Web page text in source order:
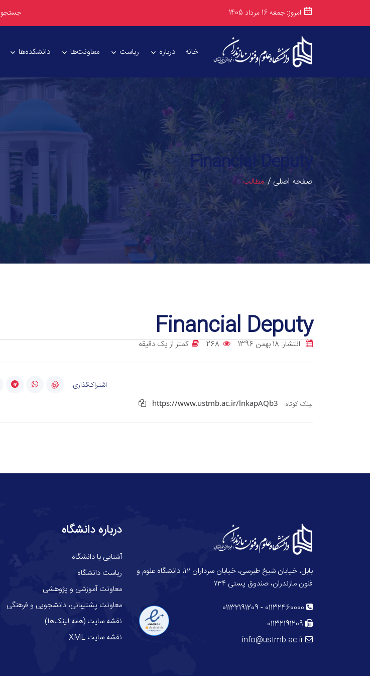
امروز: جمعه 16 مرداد 1405 جستجو
خانه درباره ریاست معاونت‌ها دانشکده‌ها
Financial Deputy
صفحه اصلی مطالب
Financial Deputy
انتشار: 18 بهمن 1396 268 کمتر از یک دقیقه
اشتراک‌گذاری:
لینک کوتاه:
https://www.ustmb.ac.ir/lnkapAQb3
بابل، خیابان شیخ طبرسی، خیابان سرداران ۱۲، دانشگاه علوم و
فنون مازندران، صندوق پستی ۷۳۴
01132460000
-
01132191209
01132191209
info@ustmb.ac.ir
درباره دانشگاه
آشنایی با دانشگاه
ریاست دانشگاه
معاونت آموزشی و پژوهشی
معاونت پشتیبانی، دانشجویی و فرهنگی
نقشه سایت (همه لینک‌ها)
نقشه سایت XML